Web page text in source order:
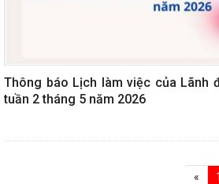
Thông báo Lịch làm việc của Lãnh
tuần 2 tháng 5 năm 2026
« 1